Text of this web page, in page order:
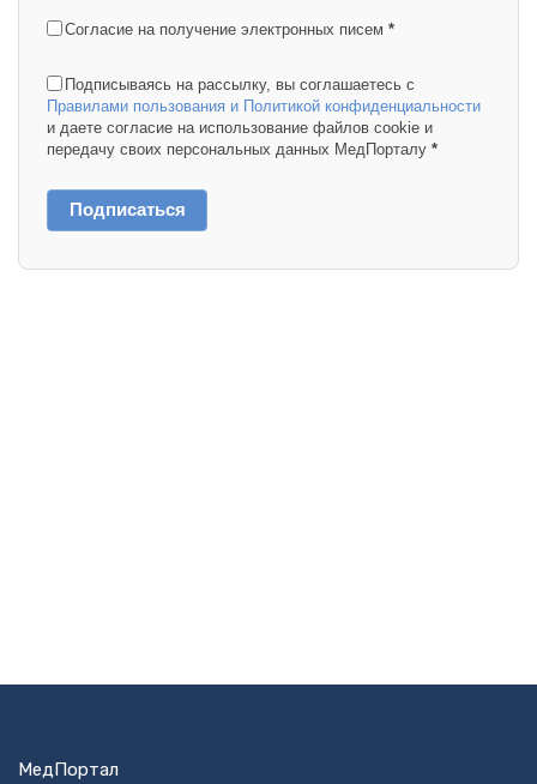
Согласие на получение электронных писем *
Подписываясь на рассылку, вы соглашаетесь с
Правилами пользования и Политикой конфиденциальности
и даете согласие на использование файлов cookie и
передачу своих персональных данных МедПорталу *
Подписаться
МедПортал